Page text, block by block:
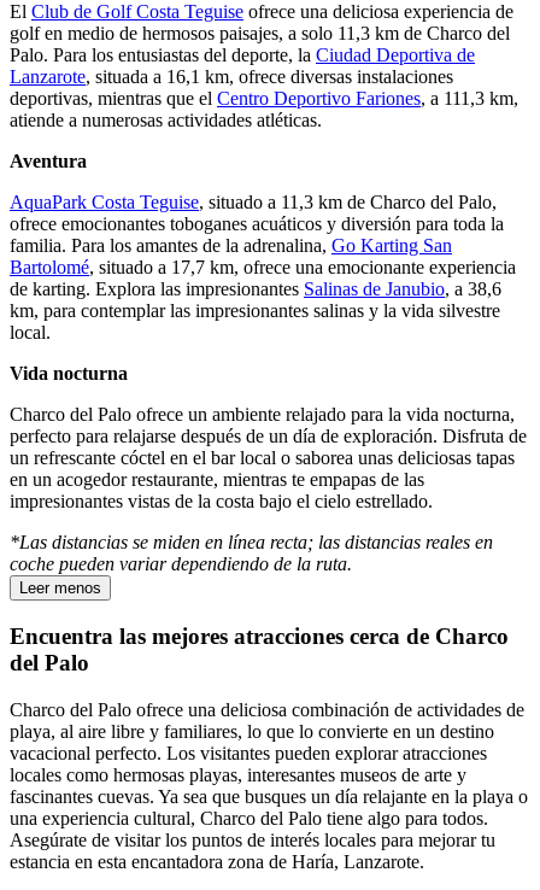
El Club de Golf Costa Teguise ofrece una deliciosa experiencia de
golf en medio de hermosos paisajes, a solo 11,3 km de Charco del
Palo. Para los entusiastas del deporte, la Ciudad Deportiva de
Lanzarote, situada a 16,1 km, ofrece diversas instalaciones
deportivas, mientras que el Centro Deportivo Fariones, a 111,3 km,
atiende a numerosas actividades atléticas.
Aventura
AquaPark Costa Teguise, situado a 11,3 km de Charco del Palo,
ofrece emocionantes toboganes acuáticos y diversión para toda la
familia. Para los amantes de la adrenalina, Go Karting San
Bartolomé, situado a 17,7 km, ofrece una emocionante experiencia
de karting. Explora las impresionantes Salinas de Janubio, a 38,6
km, para contemplar las impresionantes salinas y la vida silvestre
local.
Vida nocturna
Charco del Palo ofrece un ambiente relajado para la vida nocturna,
perfecto para relajarse después de un día de exploración. Disfruta de
un refrescante cóctel en el bar local o saborea unas deliciosas tapas
en un acogedor restaurante, mientras te empapas de las
impresionantes vistas de la costa bajo el cielo estrellado.
*Las distancias se miden en línea recta; las distancias reales en
coche pueden variar dependiendo de la ruta.
Leer menos
Encuentra las mejores atracciones cerca de Charco
del Palo
Charco del Palo ofrece una deliciosa combinación de actividades de
playa, al aire libre y familiares, lo que lo convierte en un destino
vacacional perfecto. Los visitantes pueden explorar atracciones
locales como hermosas playas, interesantes museos de arte y
fascinantes cuevas. Ya sea que busques un día relajante en la playa o
una experiencia cultural, Charco del Palo tiene algo para todos.
Asegúrate de visitar los puntos de interés locales para mejorar tu
estancia en esta encantadora zona de Haría, Lanzarote.